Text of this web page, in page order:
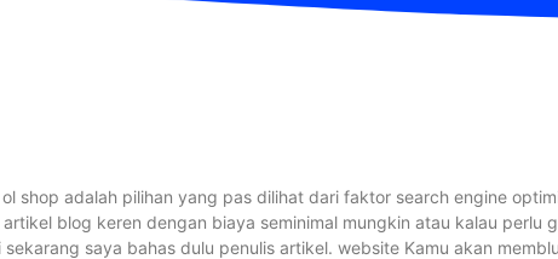
shop adalah pilihan yang pas dilihat dari faktor search engine
blog keren dengan biaya seminimal mungkin atau kalau perlu
saya bahas dulu penulis artikel. website Kamu akan